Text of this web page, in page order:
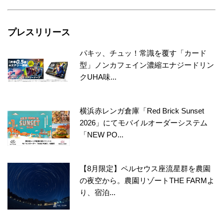
プレスリリース
パキッ、チュッ！常識を覆す「カード
型」ノンカフェイン濃縮エナジードリン
クUHA味...
横浜赤レンガ倉庫「Red Brick Sunset
2026」にてモバイルオーダーシステム
「NEW PO...
【8月限定】ペルセウス座流星群を農園
の夜空から。農園リゾートTHE FARMよ
り、宿泊...